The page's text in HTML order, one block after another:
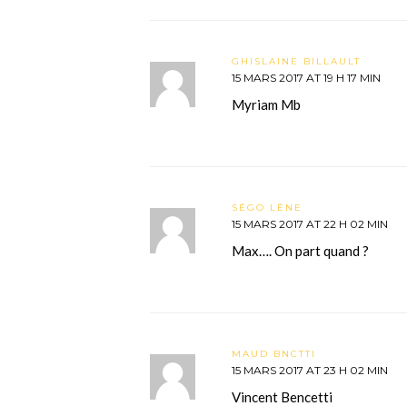
GHISLAINE BILLAULT
15 MARS 2017 AT 19 H 17 MIN
Myriam Mb
SÉGO LÈNE
15 MARS 2017 AT 22 H 02 MIN
Max…. On part quand ?
MAUD BNCTTI
15 MARS 2017 AT 23 H 02 MIN
Vincent Bencetti